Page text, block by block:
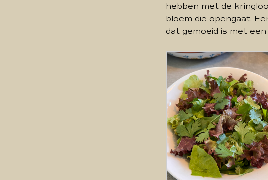
hebben met de
bloem die opengaat.
dat gemoeid is met